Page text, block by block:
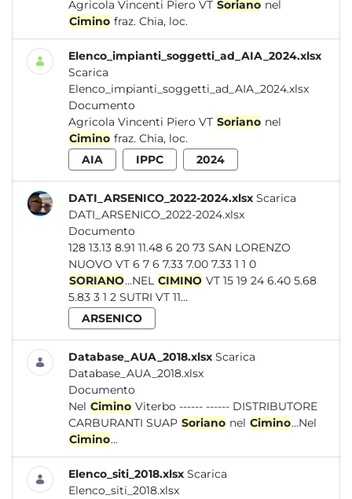
Agricola Vincenti Piero VT Soriano nel
Cimino fraz. Chia, loc.
Elenco_impianti_soggetti_ad_AIA_2024.xlsx
Scarica
Elenco_impianti_soggetti_ad_AIA_2024.xlsx
Documento
Agricola Vincenti Piero VT Soriano nel
Cimino fraz. Chia, loc.
AIA
IPPC 2024
DATI_ARSENICO_2022-2024.xlsx Scarica
DATI_ARSENICO_2022-2024.xlsx
Documento
128 13.13 8.91 11.48 6 20 73 SAN LORENZO
NUOVO VT 6 7 6 7.33 7.00 7.33 1 1 0
SORIANO...NEL CIMINO VT 15 19 24 6.40 5.68
5.83 3 1 2 SUTRI VT 11...
ARSENICO
Database_AUA_2018.xlsx Scarica
Database_AUA_2018.xlsx
Documento
Nel Cimino Viterbo ------ ------ DISTRIBUTORE
CARBURANTI SUAP Soriano nel Cimino...Nel
Cimino...
Elenco_siti_2018.xlsx Scarica
Elenco_siti_2018.xlsx